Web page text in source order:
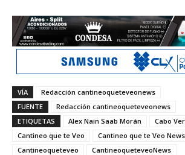
VÍA
Redacción cantineoqueteveonews
FUENTE
Redacción cantineoqueteveonews
ETIQUETAS
Alex Nain Saab Morán
Cabo
Cantineo que te Veo
Cantineo que te Veo News
Cantineoqueteveo
CantineoqueteveoNews